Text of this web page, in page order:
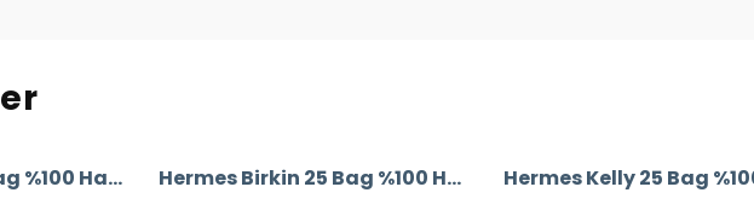
Hermes Eveleyn Bag %100 Hakiki Deri Hermes Birkin 25 Bag %100 Hakiki Deri